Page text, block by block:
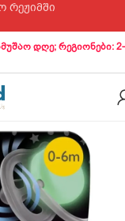
რეჟიმში
დღე; რეგიონები: 2-